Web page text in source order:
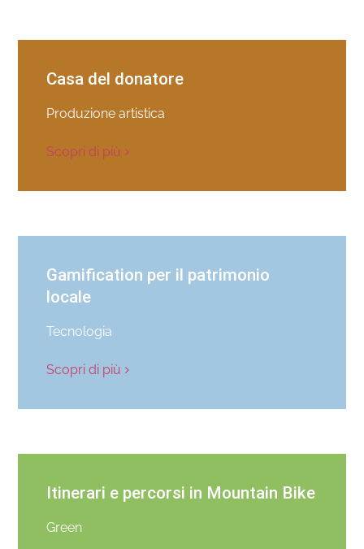
Casa del donatore
Produzione artistica
Scopri di più
Gamification per il patrimonio
locale
Tecnologia
Scopri di più
Itinerari e percorsi in Mountain Bike
Green